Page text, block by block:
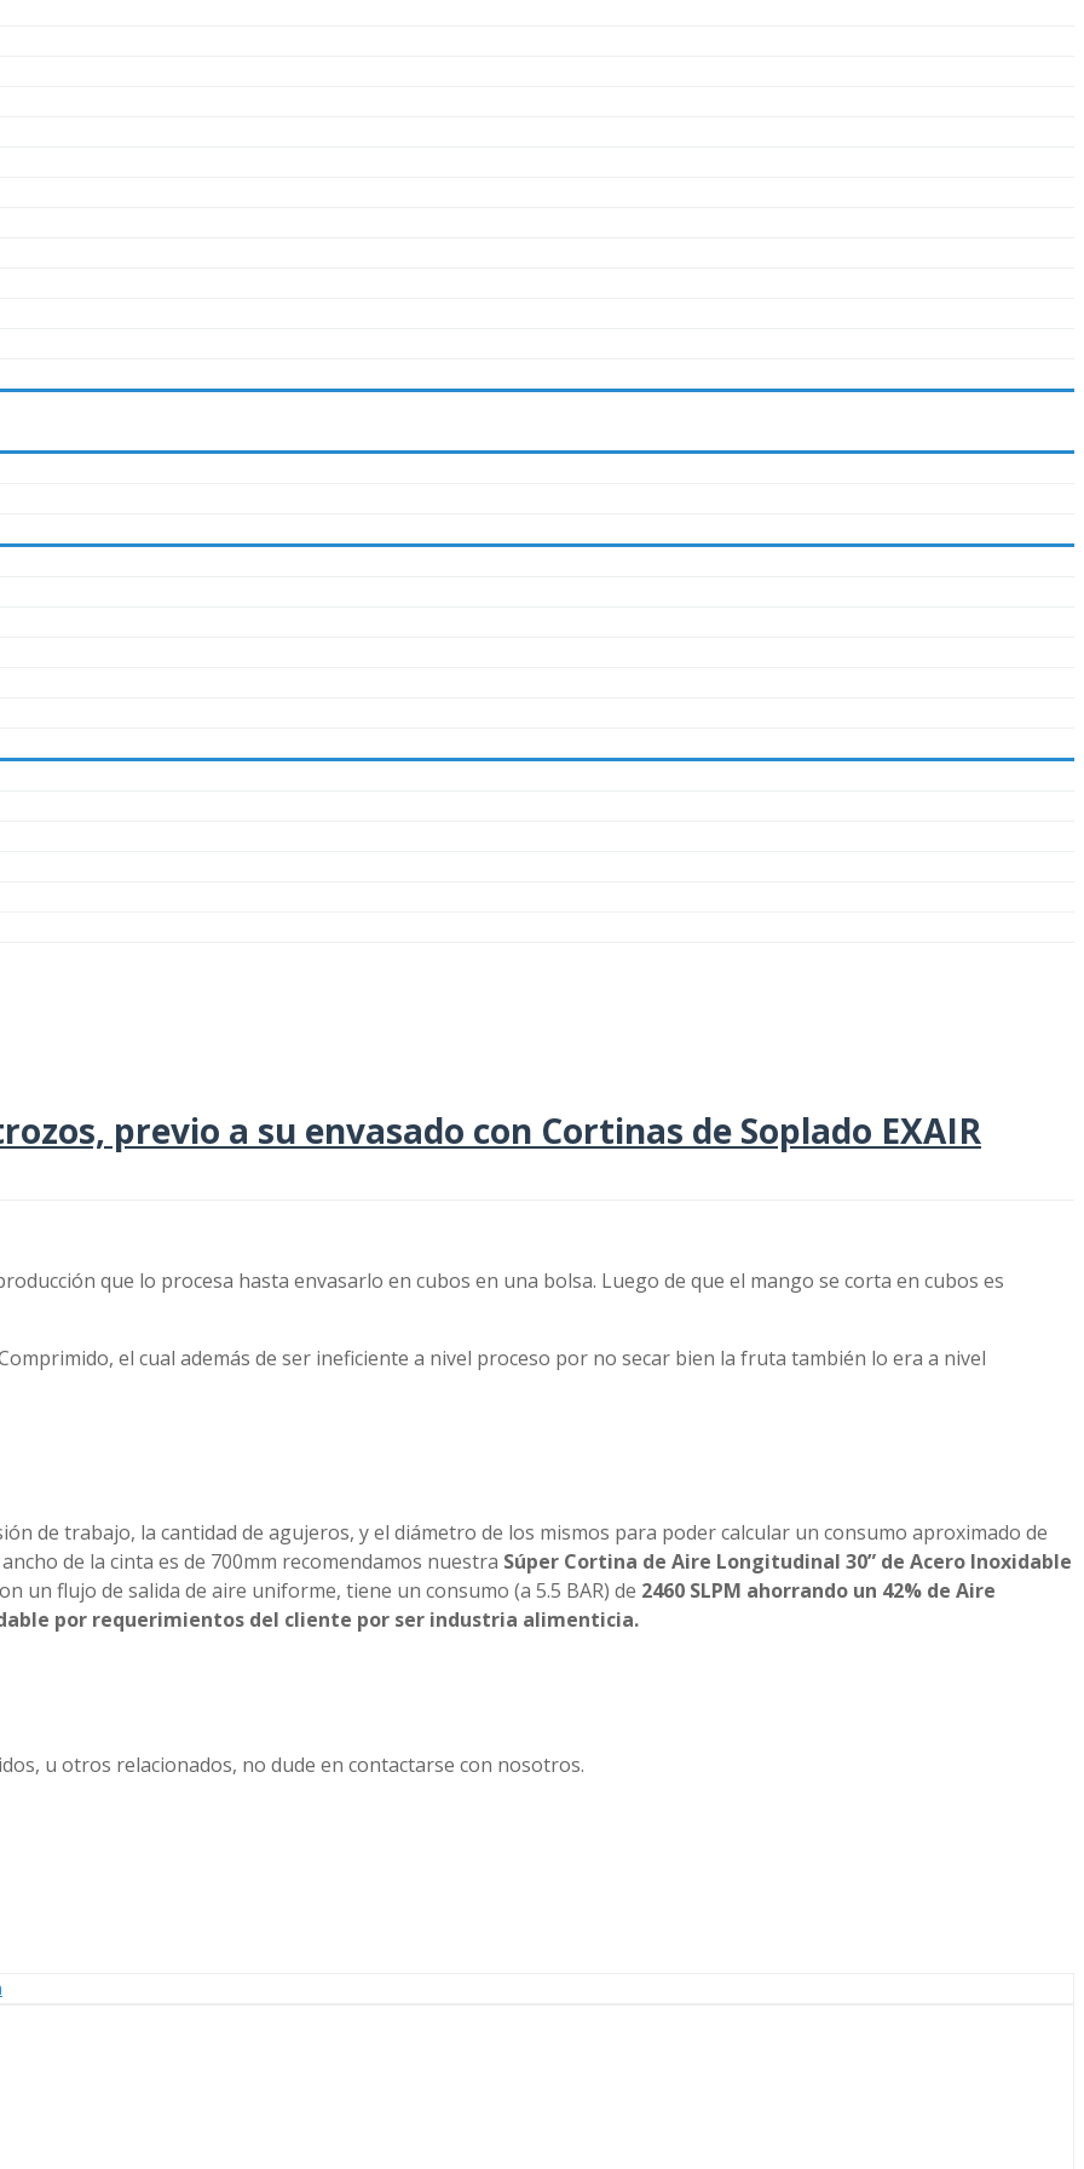
previo a su envasado con Cortinas de Soplado EXAIR
que lo procesa hasta envasarlo en cubos en una bolsa. Luego de que el mango se corta en cubos es
el cual además de ser ineficiente a nivel proceso por no secar bien la fruta también lo era a nivel
de trabajo, la cantidad de agujeros, y el diámetro de los mismos para poder calcular un consumo aproximado de
de la cinta es de 700mm recomendamos nuestra Súper Cortina de Aire Longitudinal 30” de Acero Inoxidable
un flujo de salida de aire uniforme, tiene un consumo (a 5.5 BAR) de 2460 SLPM ahorrando un 42% de Aire
por requerimientos del cliente por ser industria alimenticia.
u otros relacionados, no dude en contactarse con nosotros.